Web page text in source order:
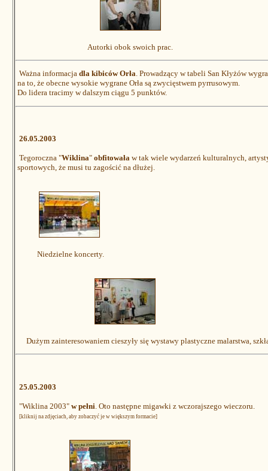
Autorki obok swoich prac.
Ważna informacja dla kibiców Orła. Prowadzący w tabeli San Kłyżów
na to, że obecne wysokie wygrane Orła są zwycięstwem pyrrusowym.
Do lidera tracimy w dalszym ciągu 5 punktów.
26.05.2003
Tegoroczna "Wiklina" obfitowała w tak wiele wydarzeń kulturalnych,
sportowych, że musi tu zagościć na dłużej.
Niedzielne koncerty.
Dużym zainteresowaniem cieszyły się wystawy plastyczne malarstwa,
25.05.2003
"Wiklina 2003" w pełni . Oto następne migawki z wczorajszego wieczoru.
[kliknij na zdjęciach, aby zobaczyć je w większym formacie]